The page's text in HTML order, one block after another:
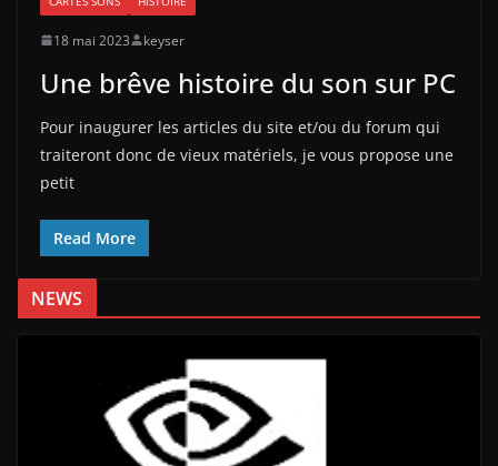
18 mai 2023 keyser
Une brêve histoire du son sur PC
Pour inaugurer les articles du site et/ou du forum qui
traiteront donc de vieux matériels, je vous propose une
petit
Read More
NEWS